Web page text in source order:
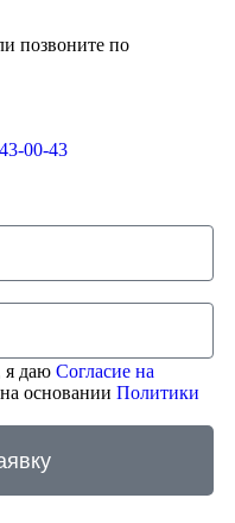
позвоните по
00-43
я даю Согласие на
на основании Политики